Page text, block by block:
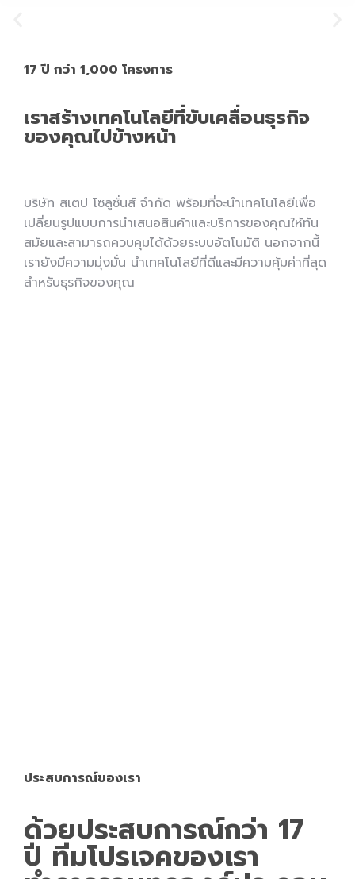
17 ปี กว่า 1,000 โครงการ
เราสร้างเทคโนโลยีที่ขับเคลื่อนธุรกิจ
ของคุณไปข้างหน้า
บริษัท สเตป โซลูชั่นส์ จำกัด พร้อมที่จะนำเทคโนโลยีเพื่อ
เปลี่ยนรูปแบบการนำเสนอสินค้าและบริการของคุณให้ทัน
สมัยและสามารถควบคุมได้ด้วยระบบอัตโนมัติ นอกจากนี้
เรายังมีความมุ่งมั่น นำเทคโนโลยีที่ดีและมีความคุ้มค่าที่สุด
สำหรับธุรกิจของคุณ
ประสบการณ์ของเรา
ด้วยประสบการณ์กว่า 17
ปี ทีมโปรเจคของเรา